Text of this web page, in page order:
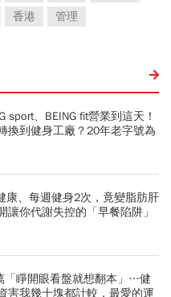
香港 管理
sport、BEING fit營業到這天！
換到健身工廠？20年老字號為
康、每週健身2次，竟變脂肪肝
讓你代謝失控的「早餐陷阱」
「睜開眼看盤就想翻本」…健
害我幾十塊都計較，最愛的運